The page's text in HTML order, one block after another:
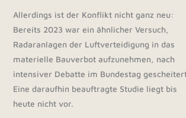
Allerdings ist der Konflikt nicht ganz neu:
Bereits 2023 war ein ähnlicher Versuch,
Radaranlagen der Luftverteidigung in das
materielle Bauverbot aufzunehmen, nach
intensiver Debatte im Bundestag
Eine daraufhin beauftragte Studie liegt bis
heute nicht vor.